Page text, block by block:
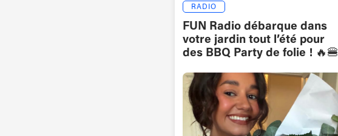
RADIO
FUN Radio débarque dans
votre jardin tout l’été pour
des BBQ Party de folie ! 🔥🍔